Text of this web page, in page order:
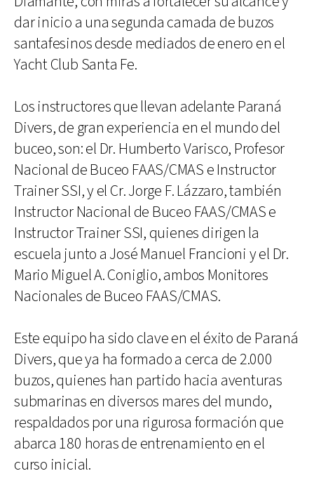
dar inicio a una segunda camada de buzos
santafesinos desde mediados de enero en el
Yacht Club Santa Fe.
Los instructores que llevan adelante Paraná
Divers, de gran experiencia en el mundo del
buceo, son: el Dr. Humberto Varisco, Profesor
Nacional de Buceo FAAS/CMAS e Instructor
Trainer SSI, y el Cr. Jorge F. Lázzaro, también
Instructor Nacional de Buceo FAAS/CMAS e
Instructor Trainer SSI, quienes dirigen la
escuela junto a José Manuel Francioni y el Dr.
Mario Miguel A. Coniglio, ambos Monitores
Nacionales de Buceo FAAS/CMAS.
Este equipo ha sido clave en el éxito de Paraná
Divers, que ya ha formado a cerca de 2.000
buzos, quienes han partido hacia aventuras
submarinas en diversos mares del mundo,
respaldados por una rigurosa formación que
abarca 180 horas de entrenamiento en el
curso inicial.